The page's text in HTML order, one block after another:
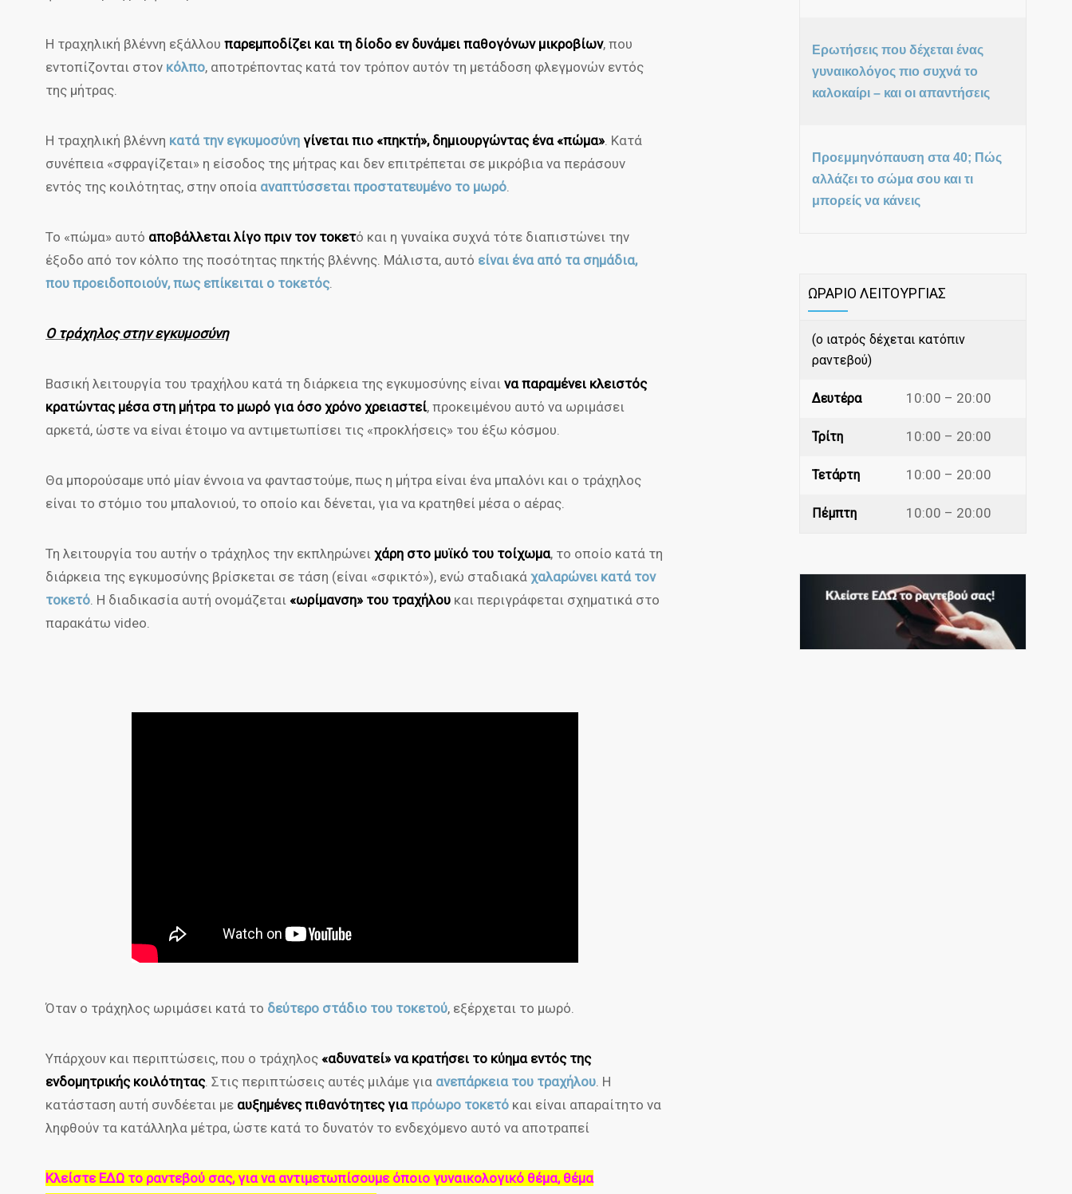
Η τραχηλική βλέννη εξάλλου παρεμποδίζει και τη δίοδο εν δυνάμει παθογόνων μικροβίων, που
εντοπίζονται στον κόλπο, αποτρέποντας κατά τον τρόπον αυτόν τη μετάδοση φλεγμονών εντός
της μήτρας.
Η τραχηλική βλέννη κατά την εγκυμοσύνη γίνεται πιο «πηκτή», δημιουργώντας ένα «πώμα». Κατά
συνέπεια «σφραγίζεται» η είσοδος της μήτρας και δεν επιτρέπεται σε μικρόβια να περάσουν
εντός της κοιλότητας, στην οποία αναπτύσσεται προστατευμένο το μωρό.
Το «πώμα» αυτό αποβάλλεται λίγο πριν τον τοκετό και η γυναίκα συχνά τότε διαπιστώνει την
έξοδο από τον κόλπο της ποσότητας πηκτής βλέννης. Μάλιστα, αυτό είναι ένα από τα σημάδια,
που προειδοποιούν, πως επίκειται ο τοκετός.
Ο τράχηλος στην εγκυμοσύνη
Βασική λειτουργία του τραχήλου κατά τη διάρκεια της εγκυμοσύνης είναι να παραμένει κλειστός
κρατώντας μέσα στη μήτρα το μωρό για όσο χρόνο χρειαστεί, προκειμένου αυτό να ωριμάσει
αρκετά, ώστε να είναι έτοιμο να αντιμετωπίσει τις «προκλήσεις» του έξω κόσμου.
Θα μπορούσαμε υπό μίαν έννοια να φανταστούμε, πως η μήτρα είναι ένα μπαλόνι και ο τράχηλος
είναι το στόμιο του μπαλονιού, το οποίο και δένεται, για να κρατηθεί μέσα ο αέρας.
Τη λειτουργία του αυτήν ο τράχηλος την εκπληρώνει χάρη στο μυϊκό του τοίχωμα, το οποίο κατά τη
διάρκεια της εγκυμοσύνης βρίσκεται σε τάση (είναι «σφικτό»), ενώ σταδιακά χαλαρώνει κατά τον
τοκετό. Η διαδικασία αυτή ονομάζεται «ωρίμανση» του τραχήλου και περιγράφεται σχηματικά στο
παρακάτω video.
Όταν ο τράχηλος ωριμάσει κατά το δεύτερο στάδιο του τοκετού, εξέρχεται το μωρό.
Υπάρχουν και περιπτώσεις, που ο τράχηλος «αδυνατεί» να κρατήσει το κύημα εντός της
ενδομητρικής κοιλότητας. Στις περιπτώσεις αυτές μιλάμε για ανεπάρκεια του τραχήλου. Η
κατάσταση αυτή συνδέεται με αυξημένες πιθανότητες γιαπρόωρο τοκετό και είναι απαραίτητο να
ληφθούν τα κατάλληλα μέτρα, ώστε κατά το δυνατόν το ενδεχόμενο αυτό να αποτραπεί
Κλείστε ΕΔΩ το ραντεβού σας, για να αντιμετωπίσουμε όποιο γυναικολογικό θέμα, θέμα
Ερωτήσεις που δέχεται ένας
γυναικολόγος πιο συχνά το
καλοκαίρι – και οι απαντήσεις
Προεμμηνόπαυση στα 40; Πώς
αλλάζει το σώμα σου και τι
μπορείς να κάνεις
ΩΡΑΡΙΟ ΛΕΙΤΟΥΡΓΙΑΣ
(ο ιατρός δέχεται κατόπιν
ραντεβού)
Δευτέρα 10:00 – 20:00
Τρίτη 10:00 – 20:00
Τετάρτη 10:00 – 20:00
Πέμπτη 10:00 – 20:00